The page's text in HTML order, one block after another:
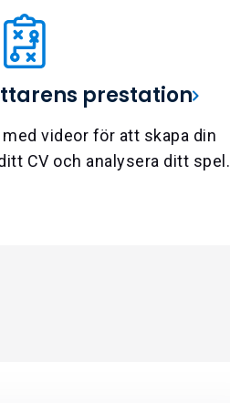
prestation
videor för att skapa din
CV och analysera ditt spel.